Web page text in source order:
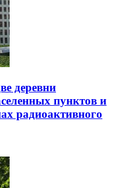
деревни
пунктов и
радиоактивного